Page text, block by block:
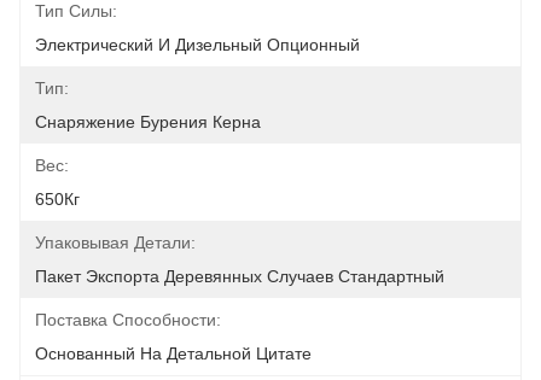
Тип Силы:
Электрический И Дизельный Опционный
Тип:
Снаряжение Бурения Керна
Вес:
650Кг
Упаковывая Детали:
Пакет Экспорта Деревянных Случаев Стандартный
Поставка Способности:
Основанный На Детальной Цитате